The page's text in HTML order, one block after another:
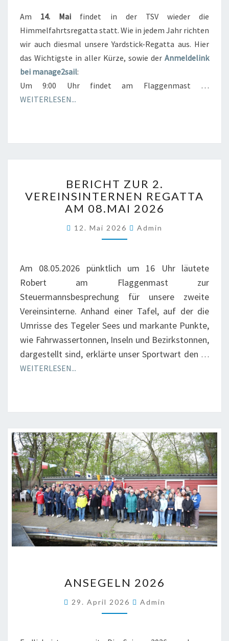
Am 14. Mai findet in der TSV wieder die
Himmelfahrtsregatta statt. Wie in jedem Jahr richten
wir auch diesmal unsere Yardstick-Regatta aus. Hier
das Wichtigste in aller Kürze, sowie der Anmeldelink
bei manage2sail:
Um 9:00 Uhr findet am Flaggenmast …
WEITERLESEN...
ZUR
2.
VEREINSINTERNEN
AM
08.MAI
BERICHT ZUR 2.
VEREINSINTERNEN REGATTA
AM 08.MAI 2026
12. Mai 2026 Admin
Am 08.05.2026 pünktlich um 16 Uhr läutete
Robert am Flaggenmast zur
Steuermannsbesprechung für unsere zweite
Vereinsinterne. Anhand einer Tafel, auf der die
Umrisse des Tegeler Sees und markante Punkte,
wie Fahrwassertonnen, Inseln und Bezirkstonnen,
dargestellt sind, erklärte unser Sportwart den …
WEITERLESEN...
2026
ANSEGELN 2026
29. April 2026 Admin